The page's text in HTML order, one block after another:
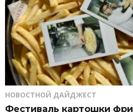
НОВОСТНОЙ ДАЙДЖЕСТ
Фестиваль картошки фри